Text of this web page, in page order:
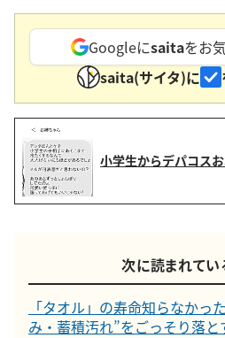
Googleにsaitaをお
saita(サイタ)に
小学生からデパコス
次に読まれてい
「タオル」の寿命知らなか
み・蓄積汚れ”をごっそり落